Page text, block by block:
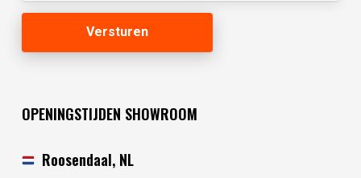
OPENINGSTIJDEN SHOWROOM
Roosendaal, NL